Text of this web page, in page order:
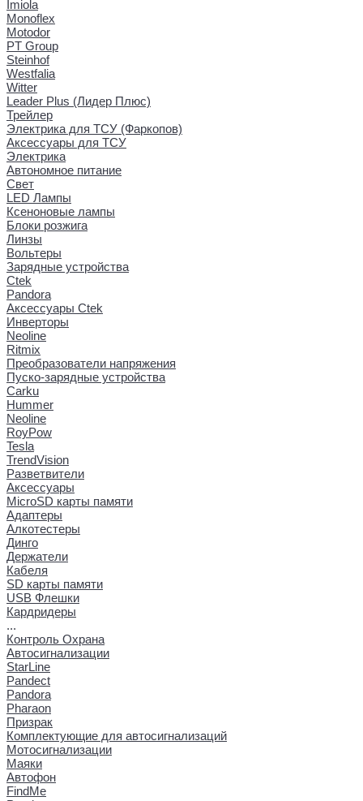
Imiola
Monoflex
Motodor
PT Group
Steinhof
Westfalia
Witter
Leader Plus (Лидер Плюс)
Трейлер
Электрика для ТСУ (Фаркопов)
Аксессуары для ТСУ
Электрика
Автономное питание
Свет
LED Лампы
Ксеноновые лампы
Блоки розжига
Линзы
Вольтеры
Зарядные устройства
Ctek
Pandora
Аксессуары Ctek
Инверторы
Neoline
Ritmix
Преобразователи напряжения
Пуско-зарядные устройства
Carku
Hummer
Neoline
RoyPow
Tesla
TrendVision
Разветвители
Аксессуары
MicroSD карты памяти
Адаптеры
Алкотестеры
Динго
Держатели
Кабеля
SD карты памяти
USB Флешки
Кардридеры
...
Контроль Охрана
Автосигнализации
StarLine
Pandect
Pandora
Pharaon
Призрак
Комплектующие для автосигнализаций
Мотосигнализации
Маяки
Автофон
FindMe